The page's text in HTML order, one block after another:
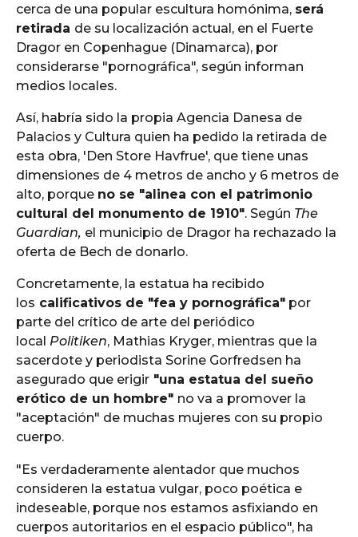
cerca de una popular escultura homónima, será
retirada de su localización actual, en el Fuerte
Dragor en Copenhague (Dinamarca), por
considerarse "pornográfica", según informan
medios locales.
Así, habría sido la propia Agencia Danesa de
Palacios y Cultura quien ha pedido la retirada de
esta obra, 'Den Store Havfrue', que tiene unas
dimensiones de 4 metros de ancho y 6 metros de
alto, porque no se "alinea con el patrimonio
cultural del monumento de 1910". Según The
Guardian, el municipio de Dragor ha rechazado la
oferta de Bech de donarlo.
Concretamente, la estatua ha recibido
los calificativos de "fea y pornográfica" por
parte del crítico de arte del periódico
local Politiken, Mathias Kryger, mientras que la
sacerdote y periodista Sorine Gorfredsen ha
asegurado que erigir "una estatua del sueño
erótico de un hombre" no va a promover la
"aceptación" de muchas mujeres con su propio
cuerpo.
"Es verdaderamente alentador que muchos
consideren la estatua vulgar, poco poética e
indeseable, porque nos estamos asfixiando en
cuerpos autoritarios en el espacio público", ha